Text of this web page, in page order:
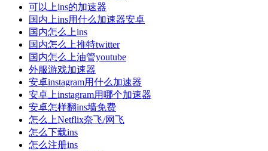
可以上ins的加速器
国内上ins用什么加速器安卓
国内怎么上ins
国内怎么上推特twitter
国内怎么上油管youtube
外服游戏加速器
安卓instagram用什么加速器
安卓上instagram用哪个加速器
安卓怎样翻ins墙免费
怎么上Netflix奈飞/网飞
怎么下载ins
怎么注册ins